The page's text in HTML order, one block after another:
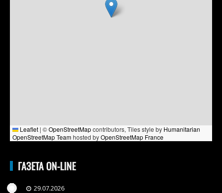
Leaflet | ©OpenStreetMapcontributors, Tiles style by Humanitarian
OpenStreetMap Teamhosted byOpenStreetMap France
ГАЗЕТА ON-LINE
29.07.2026